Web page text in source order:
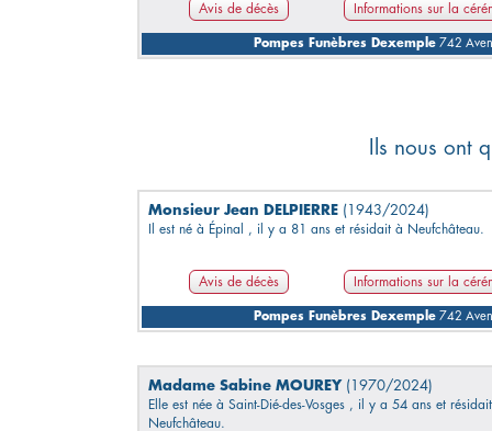
Avis de décès Informations sur la
Pompes Funèbres Dexemple742
Ils nous ont
Monsieur Jean DELPIERRE (1943/2024)
Il est né à Épinal , il y a 81 ans et résidait à Neufchâteau.
Avis de décès Informations sur la
Pompes Funèbres Dexemple742
Madame Sabine MOUREY (1970/2024)
Elle est née à Saint-Dié-des-Vosges , il y a 54 ans et
Neufchâteau.